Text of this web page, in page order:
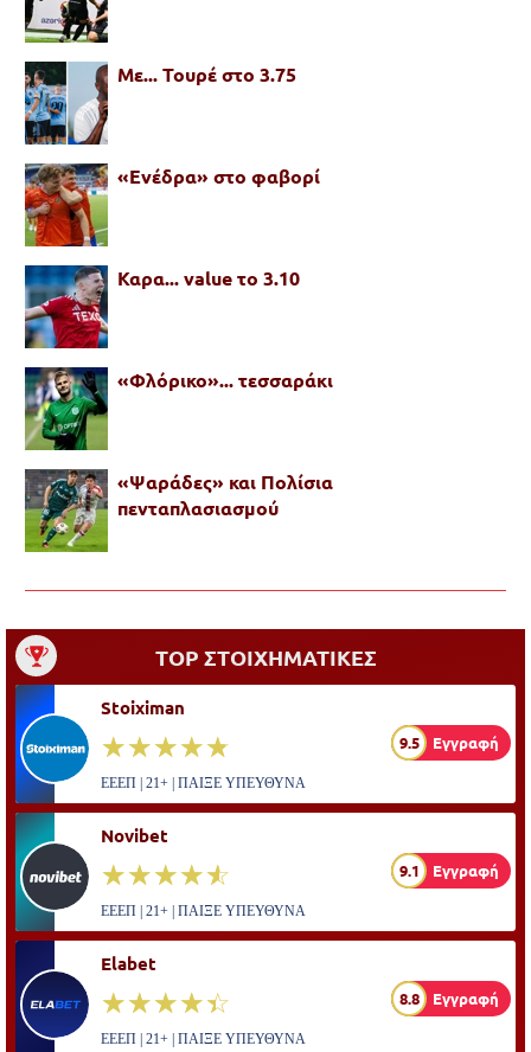
Με... Τουρέ στο 3.75
«Ενέδρα» στο φαβορί
Καρα... value το 3.10
«Φλόρικο»... τεσσαράκι
«Ψαράδες» και Πολίσια
πενταπλασιασμού
TOP ΣΤΟΙΧΗΜΑΤΙΚΕΣ
Stoiximan
☆☆☆☆☆
★★★★★ 9.5 Εγγραφή
ΕΕΕΠ | 21+ | ΠΑΙΞΕ ΥΠΕΥΘΥΝΑ
Novibet
☆☆☆☆☆
★★★★★ 9.1 Εγγραφή
ΕΕΕΠ | 21+ | ΠΑΙΞΕ ΥΠΕΥΘΥΝΑ
Elabet
☆☆☆☆☆
★★★★★ 8.8 Εγγραφή
ΕΕΕΠ | 21+ | ΠΑΙΞΕ ΥΠΕΥΘΥΝΑ